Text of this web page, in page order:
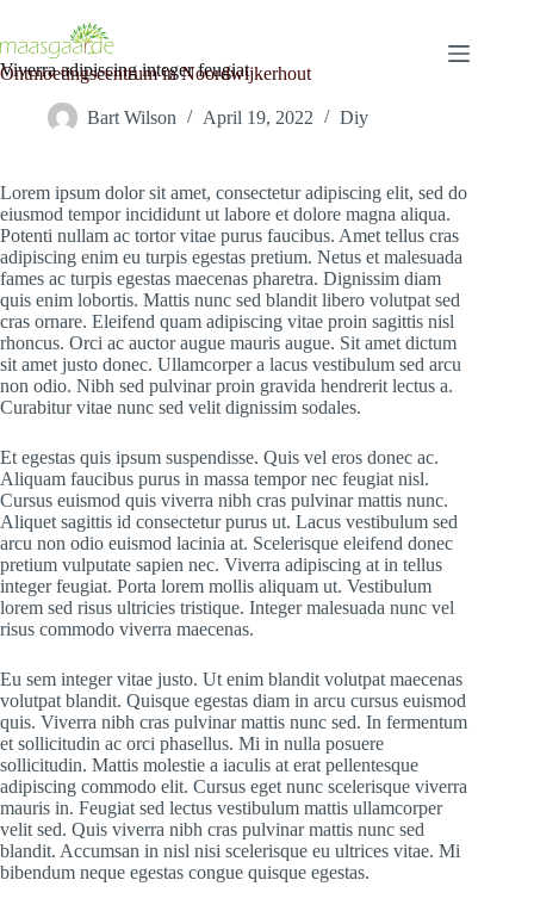
content
Ontmoetingscentrum in Noordwijkerhout
Viverra adipiscing integer feugiat
Bart Wilson April 19, 2022 Diy
Lorem ipsum dolor sit amet, consectetur adipiscing elit, sed do
eiusmod tempor incididunt ut labore et dolore magna aliqua.
Potenti nullam ac tortor vitae purus faucibus. Amet tellus cras
adipiscing enim eu turpis egestas pretium. Netus et malesuada
fames ac turpis egestas maecenas pharetra. Dignissim diam
quis enim lobortis. Mattis nunc sed blandit libero volutpat sed
cras ornare. Eleifend quam adipiscing vitae proin sagittis nisl
rhoncus. Orci ac auctor augue mauris augue. Sit amet dictum
sit amet justo donec. Ullamcorper a lacus vestibulum sed arcu
non odio. Nibh sed pulvinar proin gravida hendrerit lectus a.
Curabitur vitae nunc sed velit dignissim sodales.
Et egestas quis ipsum suspendisse. Quis vel eros donec ac.
Aliquam faucibus purus in massa tempor nec feugiat nisl.
Cursus euismod quis viverra nibh cras pulvinar mattis nunc.
Aliquet sagittis id consectetur purus ut. Lacus vestibulum sed
arcu non odio euismod lacinia at. Scelerisque eleifend donec
pretium vulputate sapien nec. Viverra adipiscing at in tellus
integer feugiat. Porta lorem mollis aliquam ut. Vestibulum
lorem sed risus ultricies tristique. Integer malesuada nunc vel
risus commodo viverra maecenas.
Eu sem integer vitae justo. Ut enim blandit volutpat maecenas
volutpat blandit. Quisque egestas diam in arcu cursus euismod
quis. Viverra nibh cras pulvinar mattis nunc sed. In fermentum
et sollicitudin ac orci phasellus. Mi in nulla posuere
sollicitudin. Mattis molestie a iaculis at erat pellentesque
adipiscing commodo elit. Cursus eget nunc scelerisque viverra
mauris in. Feugiat sed lectus vestibulum mattis ullamcorper
velit sed. Quis viverra nibh cras pulvinar mattis nunc sed
blandit. Accumsan in nisl nisi scelerisque eu ultrices vitae. Mi
bibendum neque egestas congue quisque egestas.